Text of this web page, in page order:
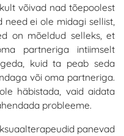
võivad nad tõepoolest
need ei ole midagi sellist,
on mõeldud selleks, et
partneriga intiimselt
kuid ta peab seda
või oma partneriga.
häbistada, vaid aidata
probleeme.
panevad